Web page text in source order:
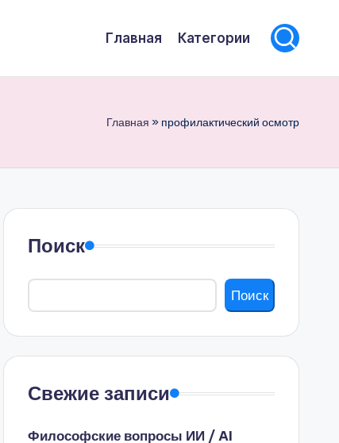
Главная Категории
Главная » профилактический осмотр
Поиск
Поиск
Свежие записи
Философские вопросы ИИ / AI